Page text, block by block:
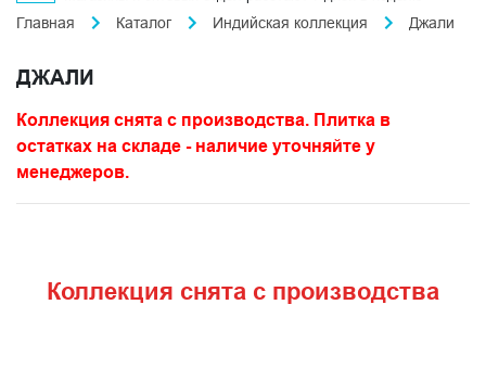
Главная
Каталог Индийская коллекция Джали
ДЖАЛИ
Коллекция снята с производства. Плитка в
остатках на складе - наличие уточняйте у
менеджеров.
Коллекция снята с производства